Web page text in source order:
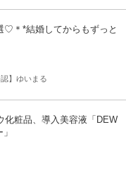
♡＊*結婚してからもずっと
認】ゆいまる
粧品、導入美容液「DEW